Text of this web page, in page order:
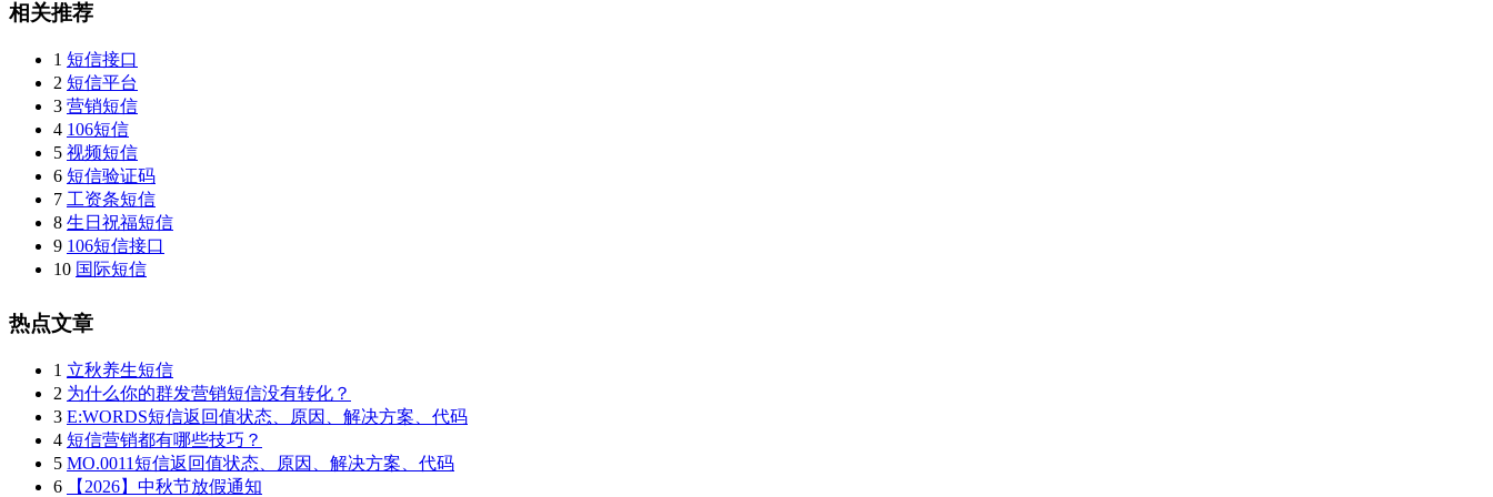
相关推荐
1 短信接口
2 短信平台
3 营销短信
4 106短信
5 视频短信
6 短信验证码
7 工资条短信
8 生日祝福短信
9 106短信接口
10 国际短信
热点文章
1 立秋养生短信
2 为什么你的群发营销短信没有转化？
3 E:WORDS短信返回值状态、原因、解决方案、代码
4 短信营销都有哪些技巧？
5 MO.0011短信返回值状态、原因、解决方案、代码
6
【2026】中秋节放假通知